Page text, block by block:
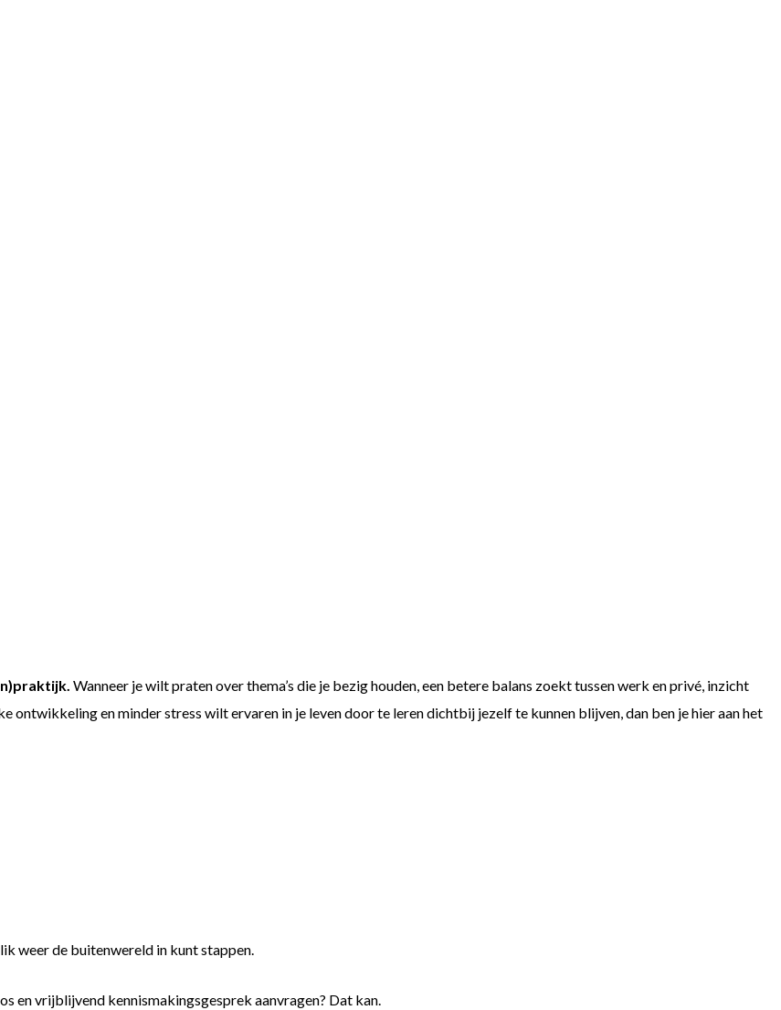
Wanneer je wilt praten over thema’s die je bezig houden, een betere balans zoekt tussen werk en privé, inzicht
en minder stress wilt ervaren in je leven door te leren dichtbij jezelf te kunnen blijven, dan ben je hier aan het
weer de buitenwereld in kunt stappen.
en vrijblijvend kennismakingsgesprek aanvragen? Dat kan.